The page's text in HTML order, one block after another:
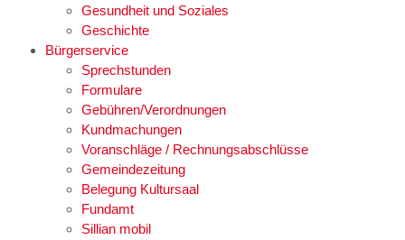
Gesundheit und Soziales
Geschichte
Bürgerservice
Sprechstunden
Formulare
Gebühren/Verordnungen
Kundmachungen
Voranschläge / Rechnungsabschlüsse
Gemeindezeitung
Belegung Kultursaal
Fundamt
Sillian mobil